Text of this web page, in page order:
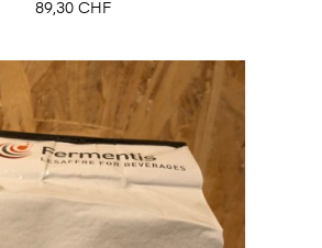
Prix
89,30 CHF